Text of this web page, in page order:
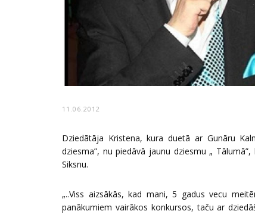
11.06.2012
Dziedātāja Kristena, kura duetā ar Gunāru
dziesma”, nu piedāvā jaunu dziesmu „
Siksnu.
„..Viss aizsākās, kad mani, 5 gadus vecu
panākumiem vairākos konkursos, taču ar